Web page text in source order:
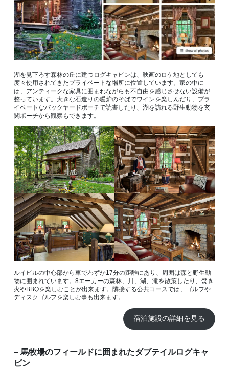
湖を見下ろす森林の丘に建つログキャビンは、映画のロケ地としても
度々使用されてきたプライベートな場所に位置しています。家の中に
は、アンティークな家具に囲まれながらも不自由を感じさせない設備が
整っています。大きな石造りの暖炉のそばでワインを楽しんだり、プラ
イベートなバックヤードポーチで読書したり、湖を訪れる野生動物を玄
関ポーチから観察もできます。
ルイビルの中心部から車でわずか17分の距離にあり、周囲は森と野生動
物に囲まれています。8エーカーの森林、川、湖、滝を散策したり、焚き
火やBBQを楽しむことが出来ます。隣接する公共コースでは、ゴルフや
ディスクゴルフを楽しむ事も出来ます。
宿泊施設の詳細を見る
– 馬牧場のフィールドに囲まれたダブテイルログキャ
ビン